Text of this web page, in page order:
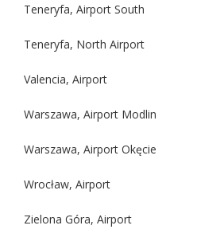
Teneryfa, Airport South
Teneryfa, North Airport
Valencia, Airport
Warszawa, Airport Modlin
Warszawa, Airport Okęcie
Wrocław, Airport
Zielona Góra, Airport